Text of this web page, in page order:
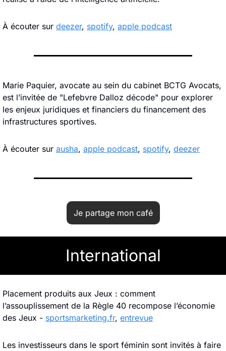
À écouter sur deezer, spotify, apple podcast
Marie Paquier, avocate au sein du cabinet BCTG Avocats,
est l’invitée de "Lefebvre Dalloz décode" pour explorer
les enjeux juridiques et financiers du financement des
infrastructures sportives.
À écouter sur ausha, apple podcast, spotify, deezer
Je partage mon café
International
Placement produits aux Jeux : comment
l’assouplissement de la Règle 40 recompose l’économie
des Jeux - sportsmarketing.fr, entrevue
Les investisseurs dans le sport féminin sont invités à faire